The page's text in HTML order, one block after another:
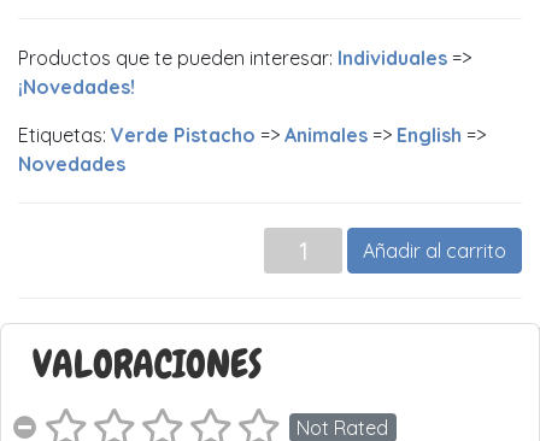
Productos que te pueden interesar: Individuales =>
¡Novedades!
Etiquetas: Verde Pistacho => Animales => English =>
Novedades
Añadir al carrito
VALORACIONES
Not Rated